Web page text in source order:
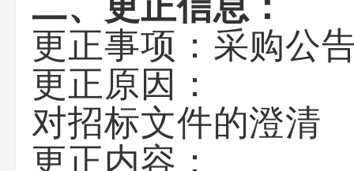
更正事项：采购公
更正原因：
对招标文件的澄清
更正内容：